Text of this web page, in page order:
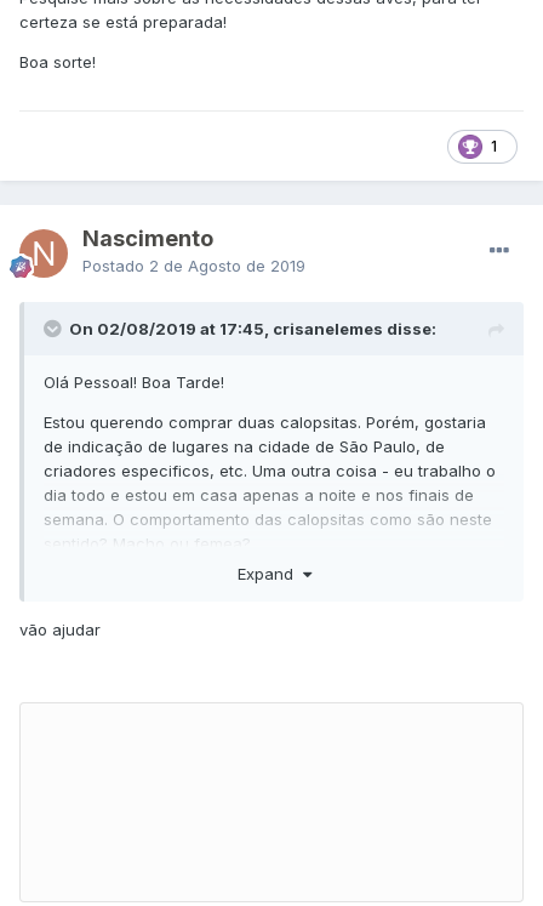
certeza se está preparada!
Boa sorte!
1
Nascimento
Postado 2 de Agosto de 2019
On 02/08/2019 at 17:45, crisanelemes disse:
Olá Pessoal! Boa Tarde!
Estou querendo comprar duas calopsitas. Porém, gostaria
de indicação de lugares na cidade de São Paulo, de
criadores especificos, etc. Uma outra coisa - eu trabalho o
dia todo e estou em casa apenas a noite e nos finais de
semana. O comportamento das calopsitas como são neste
sentido? Macho ou femea?
Expand
vão ajudar